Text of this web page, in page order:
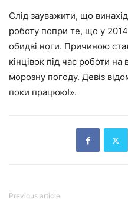
Слід зауважити, що
роботу попри те, що у
обидві ноги. Причиною
кінцівок під час роботи на
морозну погоду. Девіз
поки працюю!».
Previous article